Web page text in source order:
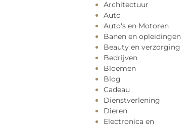
Architectuur
Auto
Auto's en Motoren
Banen en opleidingen
Beauty en verzorging
Bedrijven
Bloemen
Blog
Cadeau
Dienstverlening
Dieren
Electronica en